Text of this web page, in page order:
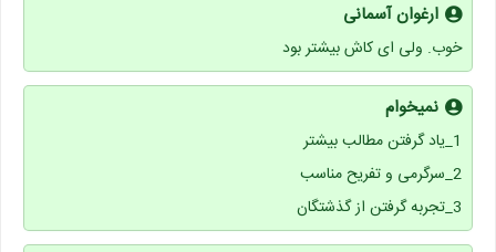
ارغوان آسمانی
خوب. ولی ای کاش بیشتر بود
نمیخوام
1_یاد گرفتن مطالب بیشتر
2_سرگرمی و تفریح مناسب
3_تجربه گرفتن از گذشتگان